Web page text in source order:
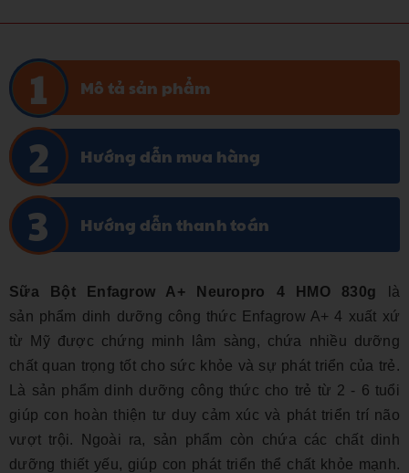
Mô tả sản phẩm
Hướng dẫn mua hàng
Hướng dẫn thanh toán
Sữa Bột Enfagrow A+ Neuropro 4 HMO 830g là
sản phẩm dinh dưỡng công thức Enfagrow A+ 4 xuất xứ
từ Mỹ được chứng minh lâm sàng, chứa nhiều dưỡng
chất quan trọng tốt cho sức khỏe và sự phát triển của trẻ.
Là sản phẩm dinh dưỡng công thức cho trẻ từ 2 - 6 tuổi
giúp con hoàn thiện tư duy cảm xúc và phát triển trí não
vượt trội. Ngoài ra, sản phẩm còn chứa các chất dinh
dưỡng thiết yếu, giúp con phát triển thể chất khỏe mạnh.